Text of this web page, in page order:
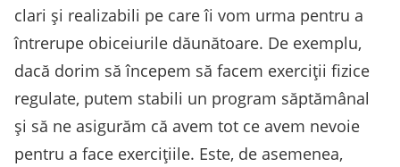
clari și realizabili pe care îi vom urma pentru a
întrerupe obiceiurile dăunătoare. De exemplu,
dacă dorim să începem să facem exerciții fizice
regulate, putem stabili un program săptămânal
și să ne asigurăm că avem tot ce avem nevoie
pentru a face exercițiile. Este, de asemenea,